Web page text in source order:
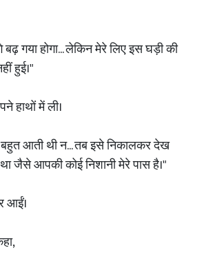
गया होगा... लेकिन मेरे लिए इस घड़ी की
हुई।"
हाथों में ली।
आती थी न... तब इसे निकालकर देख
जैसे आपकी कोई निशानी मेरे पास है।"
आईं।